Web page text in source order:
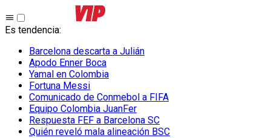
Es tendencia:
Barcelona descarta a Julián
Apodo Enner Boca
Yamal en Colombia
Fortuna Messi
Comunicado de Conmebol a FIFA
Equipo Colombia JuanFer
Respuesta FEF a Barcelona SC
Quién reveló mala alineación BSC